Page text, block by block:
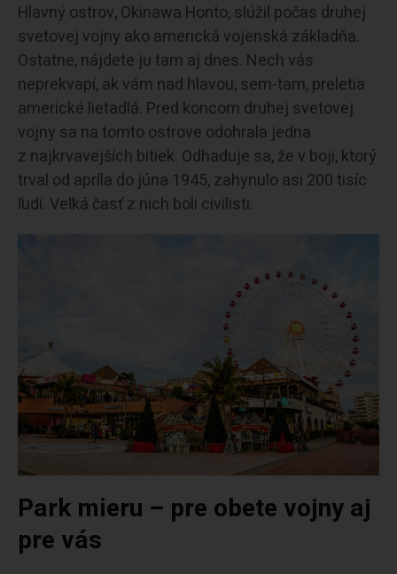
Hlavný ostrov, Okinawa Honto, slúžil počas druhej
svetovej vojny ako americká vojenská základňa.
Ostatne, nájdete ju tam aj dnes. Nech vás
neprekvapí, ak vám nad hlavou, sem-tam, preletia
americké lietadlá. Pred koncom druhej svetovej
vojny sa na tomto ostrove odohrala jedna
z najkrvavejších bitiek. Odhaduje sa, že v boji, ktorý
trval od apríla do júna 1945, zahynulo asi 200 tisíc
ľudí. Veľká časť z nich boli civilisti.
Park mieru – pre obete vojny aj
pre vás